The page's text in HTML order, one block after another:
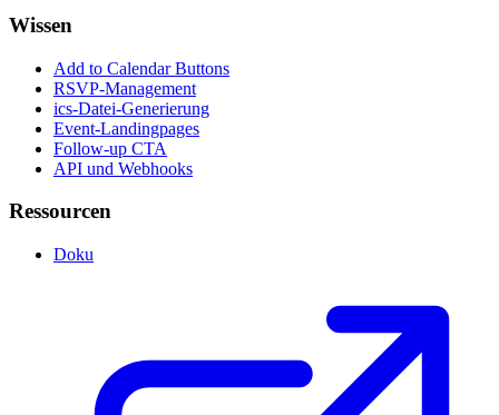
Wissen
Add to Calendar Buttons
RSVP-Management
ics-Datei-Generierung
Event-Landingpages
Follow-up CTA
API und Webhooks
Ressourcen
Doku